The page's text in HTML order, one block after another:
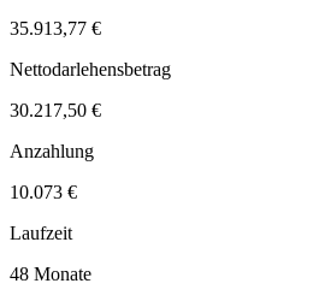
35.913,77 €
Nettodarlehensbetrag
30.217,50 €
Anzahlung
10.073 €
Laufzeit
48 Monate